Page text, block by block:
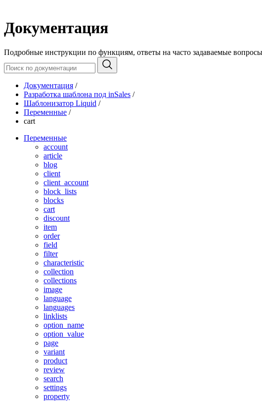
Документация
Подробные инструкции по функциям, ответы на часто задаваемые
Документация /
Разработка шаблона под inSales /
Шаблонизатор Liquid /
Переменные /
cart
Переменные
account
article
blog
client
client_account
block_lists
blocks
cart
discount
item
order
field
filter
characteristic
collection
collections
image
language
languages
linklists
option_name
option_value
page
variant
product
review
search
settings
property